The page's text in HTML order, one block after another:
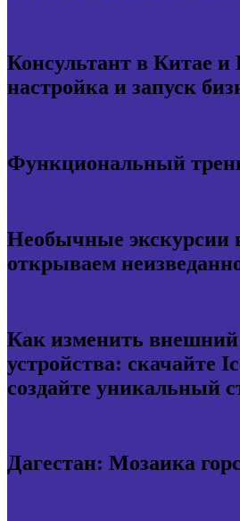
Консультант в Китае и
настройка и запуск
Функциональный
Необычные экскурсии
открываем
Как изменить внешний
устройства: скачайте
создайте уникальный
Дагестан: Мозаика